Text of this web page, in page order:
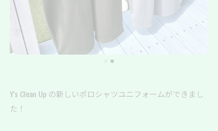
Y's Clean Up の新しいポロシャツユニフォームができまし
た！